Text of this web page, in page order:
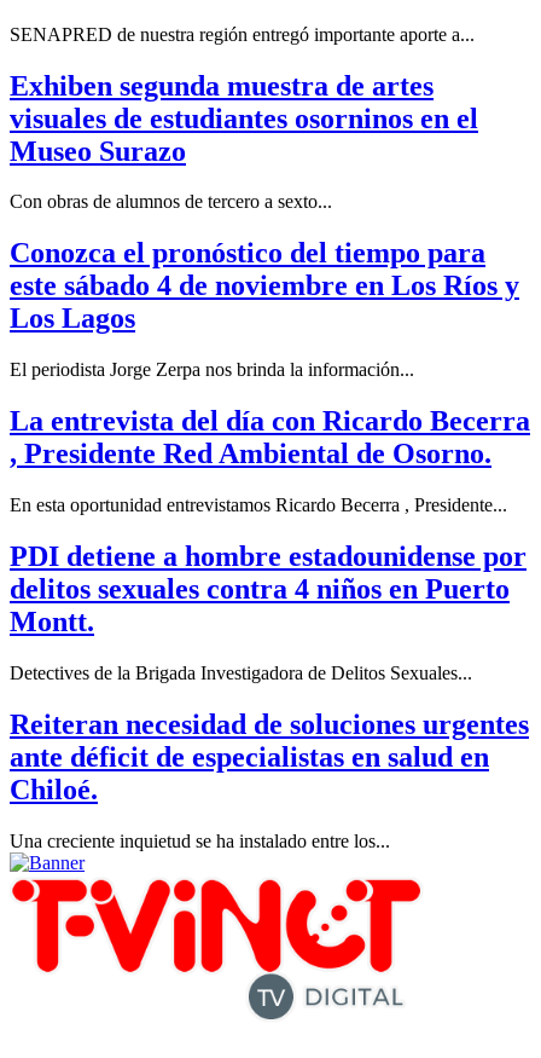
SENAPRED de nuestra región entregó importante aporte a...
Exhiben segunda muestra de artes
visuales de estudiantes osorninos en el
Museo Surazo
Con obras de alumnos de tercero a sexto...
Conozca el pronóstico del tiempo para
este sábado 4 de noviembre en Los Ríos y
Los Lagos
El periodista Jorge Zerpa nos brinda la información...
La entrevista del día con Ricardo Becerra
, Presidente Red Ambiental de Osorno.
En esta oportunidad entrevistamos Ricardo Becerra , Presidente...
PDI detiene a hombre estadounidense por
delitos sexuales contra 4 niños en Puerto
Montt.
Detectives de la Brigada Investigadora de Delitos Sexuales...
Reiteran necesidad de soluciones urgentes
ante déficit de especialistas en salud en
Chiloé.
Una creciente inquietud se ha instalado entre los...